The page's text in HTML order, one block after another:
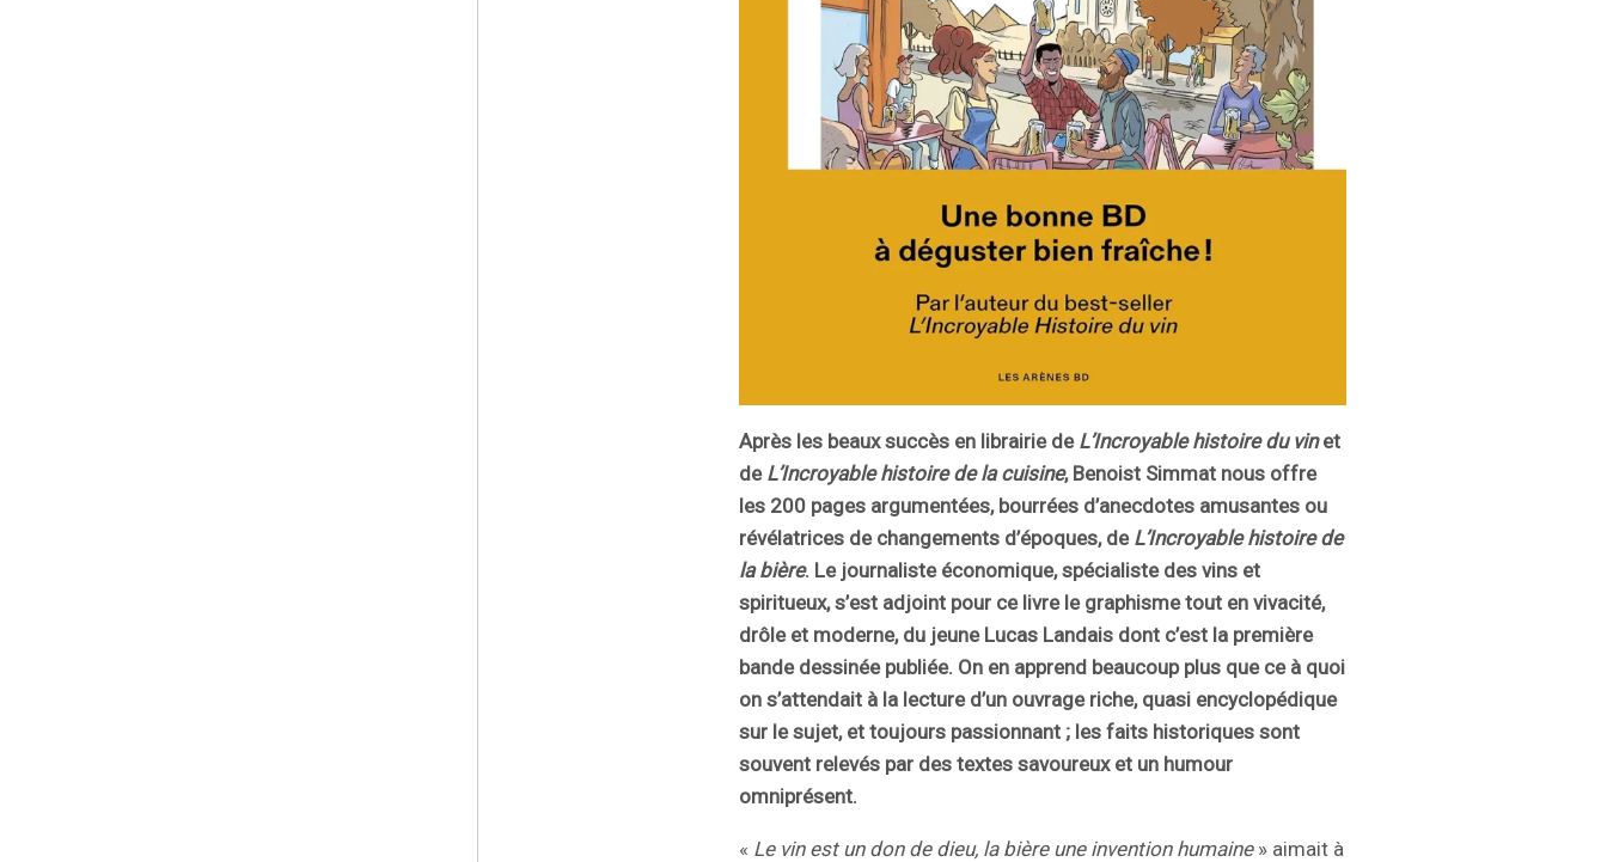
Après les beaux succès en librairie de L’Incroyable histoire du vinet
de L’Incroyablehistoire de la cuisine, Benoist Simmat nous offre
les 200 pages argumentées, bourrées d’anecdotes amusantes ou
révélatrices de changements d’époques, de L’Incroyable histoire de
la bière. Le journaliste économique, spécialiste des vins et
spiritueux, s’est adjoint pour ce livre le graphisme tout en vivacité,
drôle et moderne, du jeune Lucas Landais dont c’est la première
bande dessinée publiée. On en apprend beaucoup plus que ce à quoi
on s’attendait à la lecture d’un ouvrage riche, quasi encyclopédique
sur le sujet, et toujours passionnant ; les faits historiques sont
souvent relevés par des textes savoureux et un humour
omniprésent.
« Le vin est un don de dieu, la bière une invention humaine» aimait à